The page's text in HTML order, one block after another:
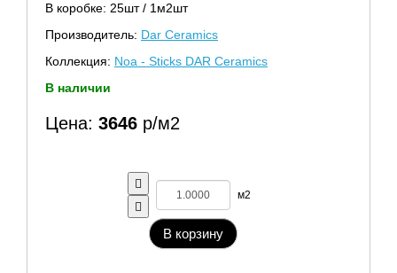
В коробке: 25шт / 1м2шт
Производитель: Dar Ceramics
Коллекция: Noa - Sticks DAR Ceramics
В наличии
Цена: 3646 р/м2
м2
В корзину